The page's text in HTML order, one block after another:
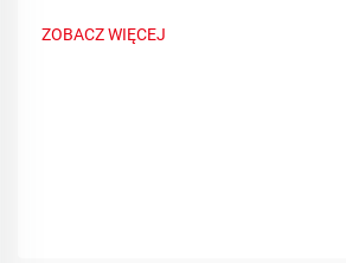
ZOBACZ WIĘCEJ